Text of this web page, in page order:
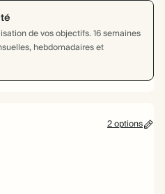
de vos objectifs. 16 semaines
hebdomadaires et
2 options